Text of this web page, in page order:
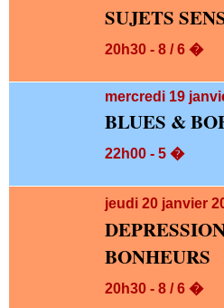
SUJETS
20h30 - 8 / 6 �
mercredi 19
BLUES &
22h00 - 5 �
jeudi 20 janvier
BONHEURS
20h30 - 8 / 6 �